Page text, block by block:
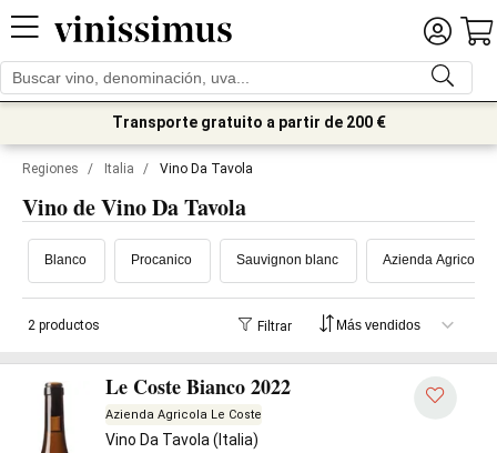
Transporte gratuito a partir de 200 €
Regiones / Italia / Vino Da Tavola
Vino de Vino Da Tavola
Blanco Procanico Sauvignon blanc Azienda Agricola
2 productos Filtrar
Le Coste Bianco 2022
Azienda Agricola Le Coste
Vino Da Tavola (Italia)